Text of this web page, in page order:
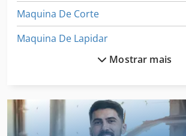
Maquina De Corte
Maquina De Lapidar
Maquinas De Carpintaria
Maquinas De Usinagem
Mostrar mais